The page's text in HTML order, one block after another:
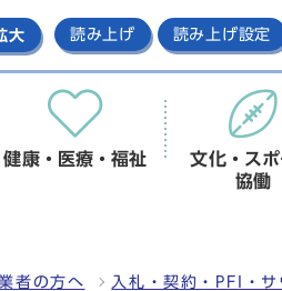
大 読み上げ 読み上げ設定
健康・医療・福祉
文化・ス
協働
者の方へ 入札・契約・PFI・